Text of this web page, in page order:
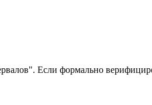
Если формально